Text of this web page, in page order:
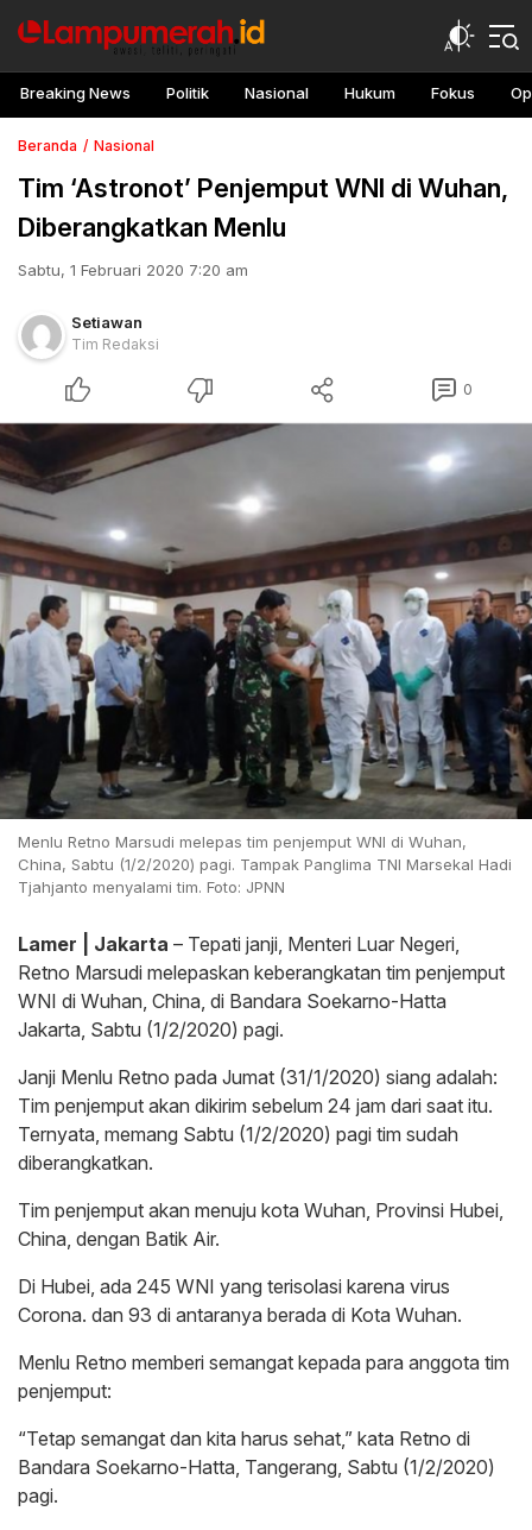
Breaking News Politik Nasional Hukum Fokus
Beranda Nasional
Tim ‘Astronot’ Penjemput WNI di Wuhan,
Diberangkatkan Menlu
Sabtu, 1 Februari 2020 7:20 am
Setiawan
Tim Redaksi
0
Menlu Retno Marsudi melepas tim penjemput WNI di Wuhan,
China, Sabtu (1/2/2020) pagi. Tampak Panglima TNI Marsekal Hadi
Tjahjanto menyalami tim. Foto: JPNN
Lamer | Jakarta – Tepati janji, Menteri Luar Negeri,
Retno Marsudi melepaskan keberangkatan tim penjemput
WNI di Wuhan, China, di Bandara Soekarno-Hatta
Jakarta, Sabtu (1/2/2020) pagi.
Janji Menlu Retno pada Jumat (31/1/2020) siang adalah:
Tim penjemput akan dikirim sebelum 24 jam dari saat itu.
Ternyata, memang Sabtu (1/2/2020) pagi tim sudah
diberangkatkan.
Tim penjemput akan menuju kota Wuhan, Provinsi Hubei,
China, dengan Batik Air.
Di Hubei, ada 245 WNI yang terisolasi karena virus
Corona. dan 93 di antaranya berada di Kota Wuhan.
Menlu Retno memberi semangat kepada para anggota tim
penjemput:
“Tetap semangat dan kita harus sehat,” kata Retno di
Bandara Soekarno-Hatta, Tangerang, Sabtu (1/2/2020)
pagi.